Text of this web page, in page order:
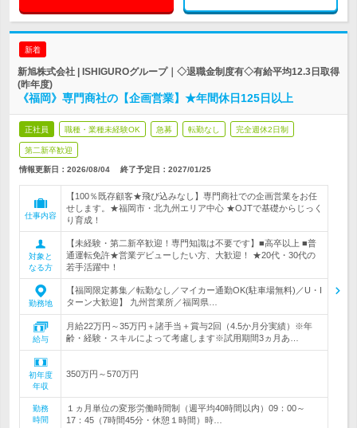
新着
新旭株式会社 | ISHIGUROグループ｜◇退職金制度有◇有給平均12.3日取得
(昨年度)
《福岡》専門商社の【企画営業】★年間休日125日以上
正社員 職種・業種未経験OK 急募 転勤なし 完全週休2日制
第二新卒歓迎
情報更新日：2026/08/04 終了予定日： 2027/01/25
仕事内容
【100％既存顧客★飛び込みなし】専門商社での企画営業をお任
せします。★福岡市・北九州エリア中心 ★OJTで基礎からじっく
り育成！
対象と
なる方
【未経験・第二新卒歓迎！専門知識は不要です】■高卒以上 ■普
通運転免許★営業デビューしたい方、大歓迎！ ★20代・30代の
若手活躍中！
勤務地
【福岡限定募集／転勤なし／マイカー通勤OK(駐車場無料)／U・I
ターン大歓迎】 九州営業所／福岡県…
給与
月給22万円～35万円＋諸手当＋賞与2回（4.5か月分実績）※年
齢・経験・スキルによって考慮します※試用期間3ヵ月あ…
初年度
年収
350万円～570万円
勤務
時間
１ヵ月単位の変形労働時間制（週平均40時間以内）09：00～
17：45（7時間45分・休憩１時間）時…